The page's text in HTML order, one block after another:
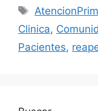
Etiquetas
Clinica,
Pacientes,